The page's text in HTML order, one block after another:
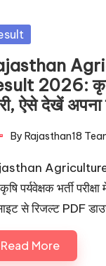
2026: कृषि
ऐसे देखें अपना
By Rajasthan18
Agriculture
पर्यवेक्षक भर्ती
से रिजल्ट PDF
Read More